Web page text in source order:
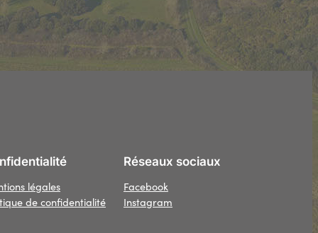
légales
de confidentialité
Réseaux sociaux
Facebook
Instagram